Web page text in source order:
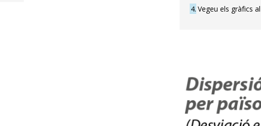
4 Vegeu els gràfics